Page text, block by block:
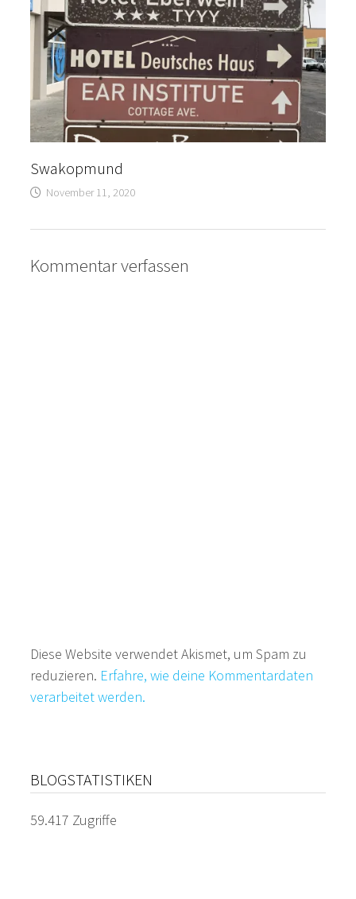
Swakopmund
November 11, 2020
Kommentar verfassen
Diese Website verwendet Akismet, um Spam zu
reduzieren. Erfahre, wie deine Kommentardaten
verarbeitet werden.
BLOGSTATISTIKEN
59.417 Zugriffe